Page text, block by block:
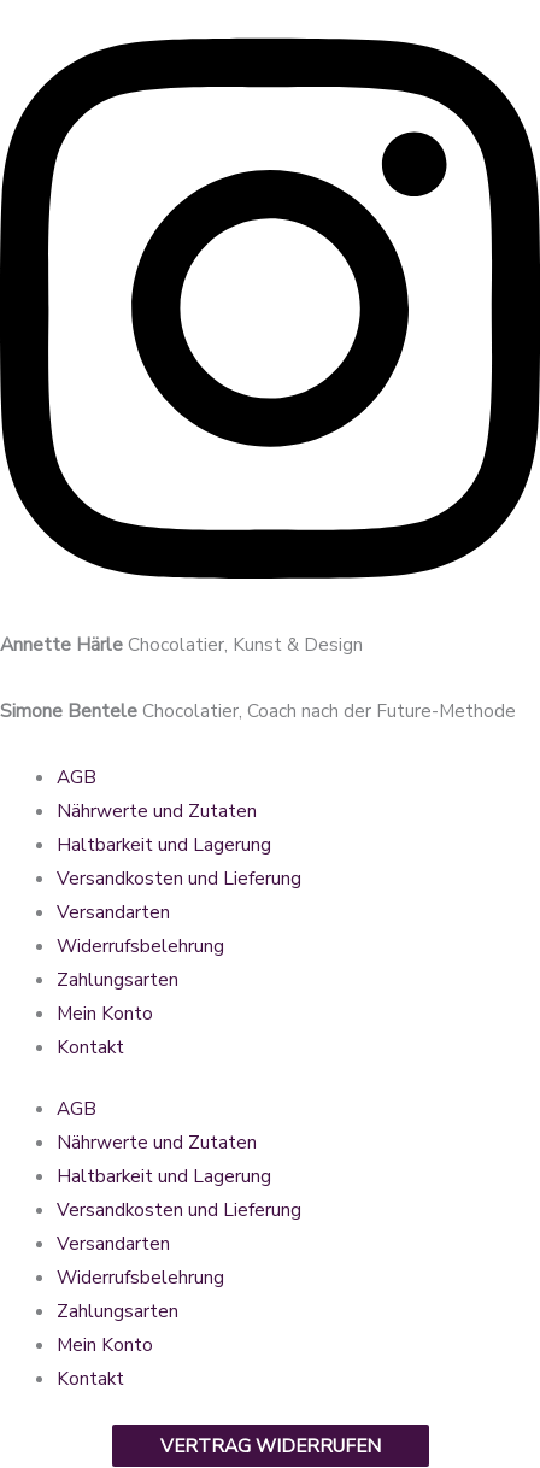
Annette HärleChocolatier, Kunst & Design
Simone BenteleChocolatier, Coach nach der Future-Methode
AGB
Nährwerte und Zutaten
Haltbarkeit und Lagerung
Versandkosten und Lieferung
Versandarten
Widerrufsbelehrung
Zahlungsarten
Mein Konto
Kontakt
AGB
Nährwerte und Zutaten
Haltbarkeit und Lagerung
Versandkosten und Lieferung
Versandarten
Widerrufsbelehrung
Zahlungsarten
Mein Konto
Kontakt
VERTRAG WIDERRUFEN